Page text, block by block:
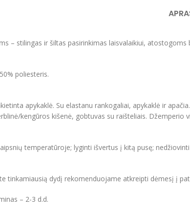
– stilingas ir šiltas pasirinkimas laisvalaikiui,
poliesteris.
apykaklė. Su elastanu rankogaliai, apykaklė ir
kengūros kišenė, gobtuvas su raišteliais. Džemperio
temperatūroje; lyginti išvertus į kitą pusę;
tinkamiausią dydį rekomenduojame atkreipti dėmesį į
– 2-3 d.d.